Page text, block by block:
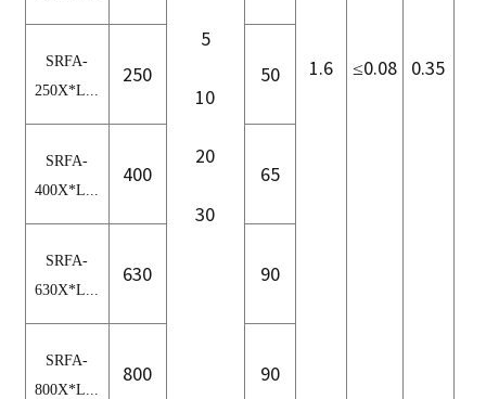
5
10
20
30
1.6 ≤0.08 0.35
SRFA-
250X*L...
250 50
SRFA-
400X*L...
400 65
SRFA-
630X*L...
630 90
SRFA-
800X*L...
800 90